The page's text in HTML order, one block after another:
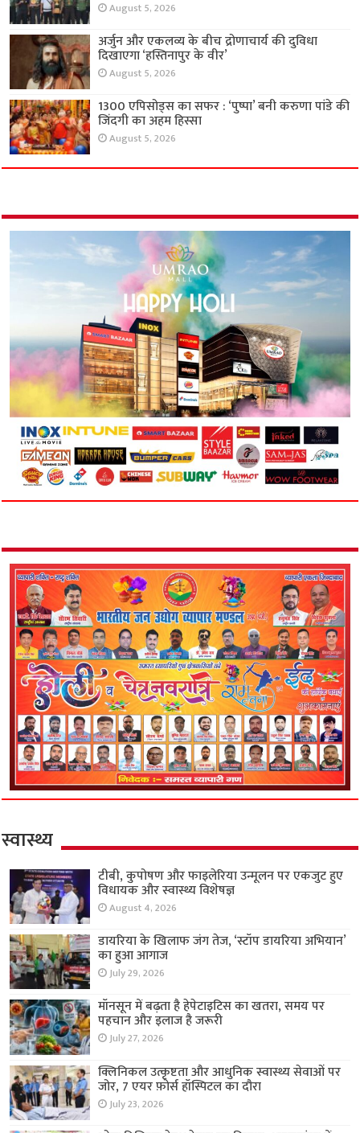
August 5, 2026
अर्जुन और एकलव्य के बीच द्रोणाचार्य की दुविधा
दिखाएगा ‘हस्तिनापुर के वीर’
August 5, 2026
1300 एपिसोड्स का सफर : ‘पुष्पा’ बनी करुणा पांडे की
जिंदगी का अहम हिस्सा
August 5, 2026
स्वास्थ्य
टीबी, कुपोषण और फाइलेरिया उन्मूलन पर एकजुट हुए
विधायक और स्वास्थ्य विशेषज्ञ
August 4, 2026
डायरिया के खिलाफ जंग तेज, ‘स्टॉप डायरिया अभियान’
का हुआ आगाज
July 29, 2026
मॉनसून में बढ़ता है हेपेटाइटिस का खतरा, समय पर
पहचान और इलाज है जरूरी
July 27, 2026
क्लिनिकल उत्कृष्टता और आधुनिक स्वास्थ्य सेवाओं पर
जोर, 7 एयर फ़ोर्स हॉस्पिटल का दौरा
July 23, 2026